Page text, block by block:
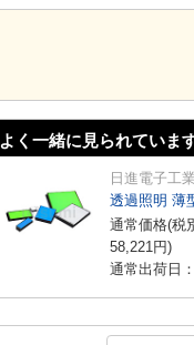
よく一緒に見られていま
日進電子工業
透過照明 薄
通常価格(税
58,221円)
通常出荷日